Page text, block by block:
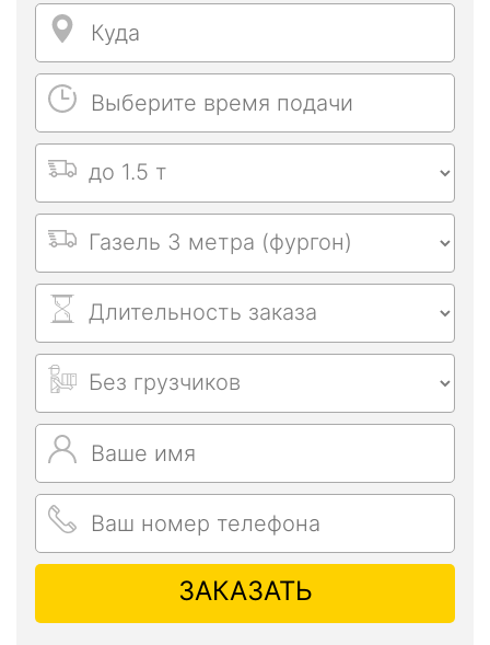
ЗАКАЗАТЬ